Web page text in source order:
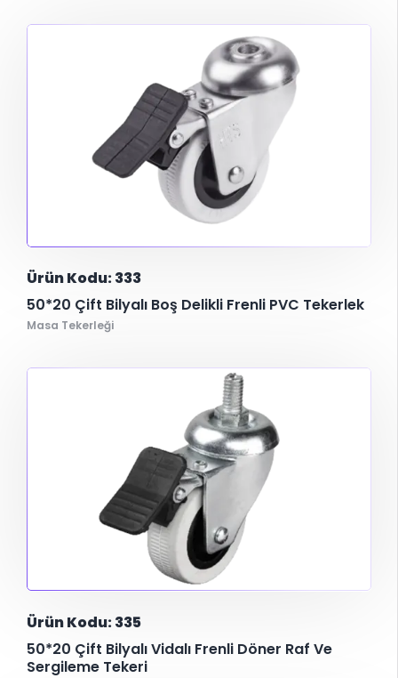
Ürün Kodu: 333
50*20 Çift Bilyalı Boş Delikli Frenli PVC Tekerlek
Masa Tekerleği
Ürün Kodu: 335
50*20 Çift Bilyalı Vidalı Frenli Döner Raf Ve
Sergileme Tekeri